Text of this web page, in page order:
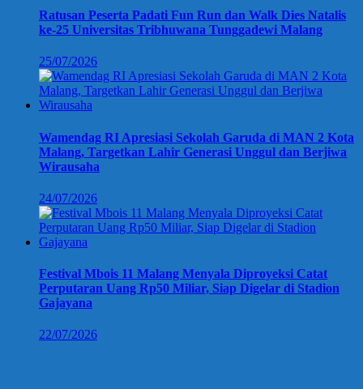
Ratusan Peserta Padati Fun Run dan Walk Dies Natalis
ke-25 Universitas Tribhuwana Tunggadewi Malang
25/07/2026
Wamendag RI Apresiasi Sekolah Garuda di MAN 2 Kota
Malang, Targetkan Lahir Generasi Unggul dan Berjiwa
Wirausaha
24/07/2026
Festival Mbois 11 Malang Menyala Diproyeksi Catat
Perputaran Uang Rp50 Miliar, Siap Digelar di Stadion
Gajayana
22/07/2026